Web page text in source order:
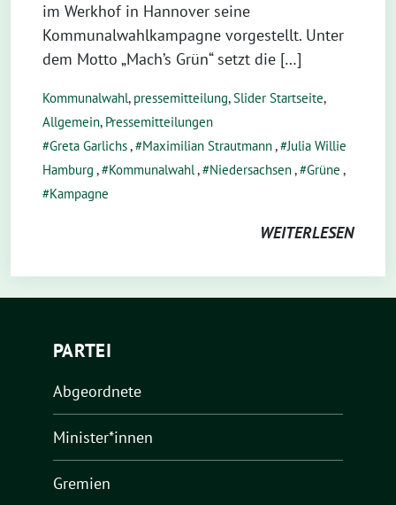
im Werkhof in Hannover seine
Kommunalwahlkampagne vorgestellt. Unter
dem Motto „Mach’s Grün“ setzt die […]
Kommunalwahl, pressemitteilung,Slider Startseite,
Allgemein, Pressemitteilungen
Greta Garlichs, Maximilian Strautmann, Julia Willie
Hamburg , Kommunalwahl, Niedersachsen, Grüne ,
Kampagne
WEITERLESEN
PARTEI
Abgeordnete
Minister*innen
Gremien